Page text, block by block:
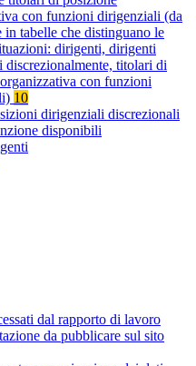
con funzioni dirigenziali (da
in tabelle che distinguano le
dirigenti, dirigenti
discrezionalmente, titolari di
con funzioni
10
dirigenziali discrezionali
disponibili
dal rapporto di lavoro
da pubblicare sul sito